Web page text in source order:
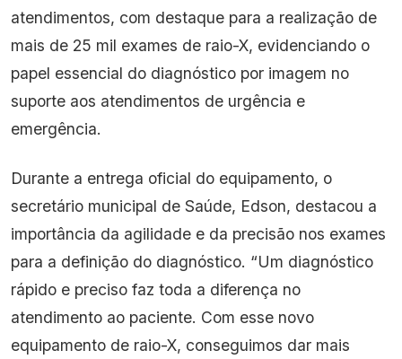
atendimentos, com destaque para a realização de
mais de 25 mil exames de raio-X, evidenciando o
papel essencial do diagnóstico por imagem no
suporte aos atendimentos de urgência e
emergência.
Durante a entrega oficial do equipamento, o
secretário municipal de Saúde, Edson, destacou a
importância da agilidade e da precisão nos exames
para a definição do diagnóstico. “Um diagnóstico
rápido e preciso faz toda a diferença no
atendimento ao paciente. Com esse novo
equipamento de raio-X, conseguimos dar mais